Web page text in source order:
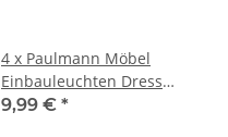
4 x Paulmann Möbel
Einbauleuchten Dress
schwekbar 12V G4 Einbau
9,99 € *